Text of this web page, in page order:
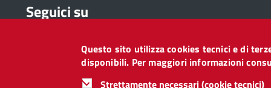
Dati 2013 (formato csv)
Dati 2012 (formato html)
Seguici su
Collegamento
Facebook
Collegamento
a
Twitter
Collegamento
a
Instagram
Collegamento
a
LinkedIn
Collegamento
a
You
Collegamento
a
Telegram
a
Whatsapp
Questo sito utilizza cookies tecnici e di
disponibili. Per maggiori informazioni
Strettamente necessari (cookie tecnici)